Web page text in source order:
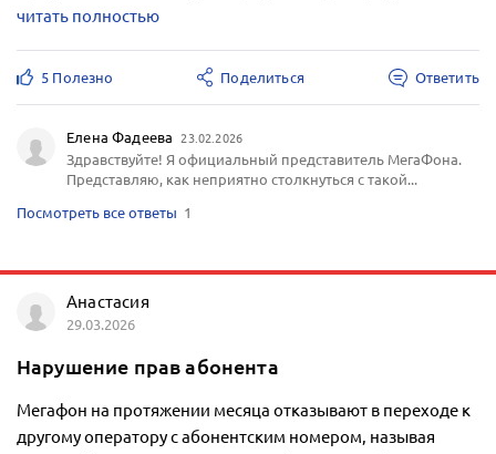
читать полностью
5 Полезно Поделиться Ответить
Елена Фадеева 23.02.2026
Здравствуйте! Я официальный представитель МегаФона.
Представляю, как неприятно столкнуться с такой...
Посмотреть все ответы 1
Анастасия
29.03.2026
Нарушение прав абонента
Мегафон на протяжении месяца отказывают в переходе к
другому оператору с абонентским номером, называя